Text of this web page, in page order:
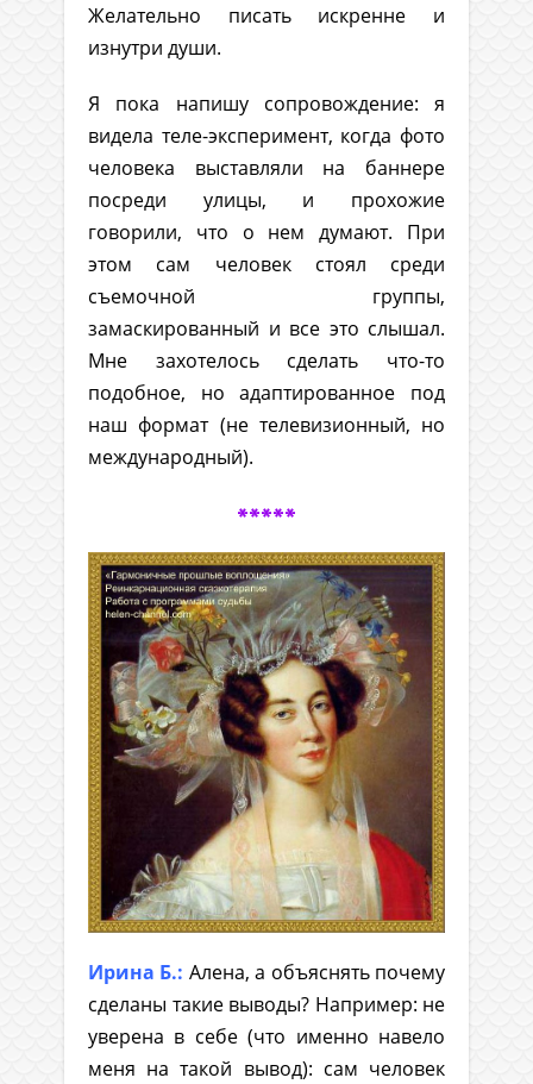
Желательно писать искренне и
изнутри души.
Я пока напишу сопровождение: я
видела теле-эксперимент, когда фото
человека выставляли на баннере
посреди улицы, и прохожие
говорили, что о нем думают. При
этом сам человек стоял среди
съемочной группы,
замаскированный и все это слышал.
Мне захотелось сделать что-то
подобное, но адаптированное под
наш формат (не телевизионный, но
международный).
*****
Ирина Б.: Алена, а объяснять почему
сделаны такие выводы? Например: не
уверена в себе (что именно навело
меня на такой вывод): сам человек